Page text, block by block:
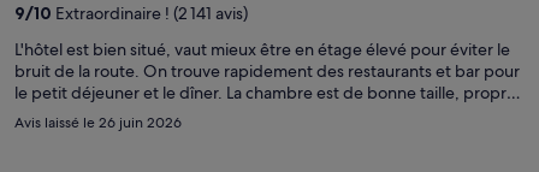
2 115 €
par
9/10 Extraordinaire ! (2 141 avis)
L'hôtel est bien situé, vaut mieux être en étage élevé pour éviter le
bruit de la route. On trouve rapidement des restaurants et bar pour
le petit déjeuner et le dîner. La chambre est de bonne taille, propre
et bien agencée. Petit bémol, la couette présentait une grosse
tâche que nous avons signalée mais pas de changement, mais cela
Avis laissé le 26 juin 2026